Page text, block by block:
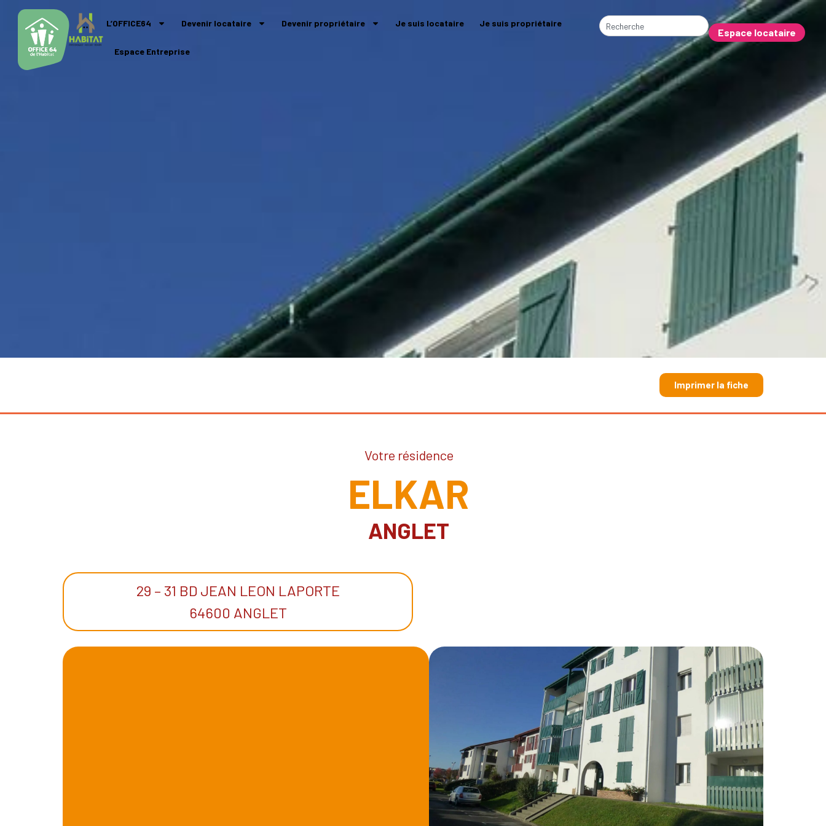
L’OFFICE64 Devenir locataire Devenir propriétaire Je suis locataire Je suis propriétaire
Espace Entreprise
Espace locataire
Imprimer la fiche
Votre résidence
ELKAR
ANGLET
29 – 31 BD JEAN LEON LAPORTE
64600 ANGLET